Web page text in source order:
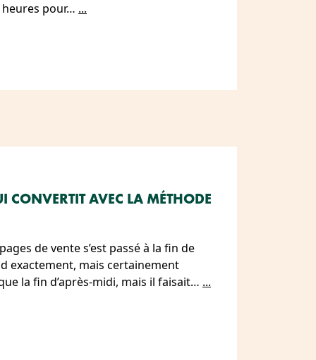
pour… ...
CONVERTIT AVEC LA MÉTHODE
de vente s’est passé à la fin de
exactement, mais certainement
la fin d’après-midi, mais il faisait… ...